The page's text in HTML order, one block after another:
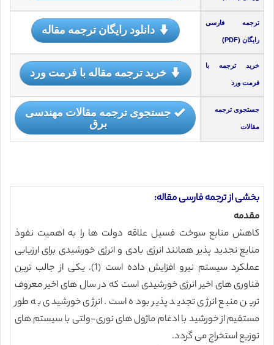
ترجمه فارسی
رایگان (PDF)
دانلود رایگان ترجمه مقاله
خرید ترجمه با
فرمت ورد
خرید ترجمه مقاله با فرمت ورد
جستجوی ترجمه
مقالات
جستجوی ترجمه مقالات مهندسی
برق
بخشی از ترجمه فارسی مقاله:
مقدمه
کاهش منابع سوخت فسیل علاقه دولت ها را به اهمیت نفوذ
منابع تجدید پذیر همانند انرژی بادی و انرژی خورشیدی برای ارزیابی
عملکرد سیستم نیرو افزایش داده است (1). یکی از جالب ترین
فناوری های اخیر انرژی خورشیدی است که در سال های اخیر معروف
ترین منبع انرژی تجدید پذیر بوده است. انرژی خورشیدی به طور
مستقیم از خورشید با ادغام ماژول های نوری-ولتی با سیستم های
توزیع استخراج می گردد.